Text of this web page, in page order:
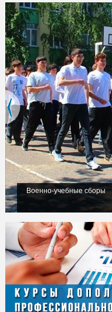
Военно-учебные сборы